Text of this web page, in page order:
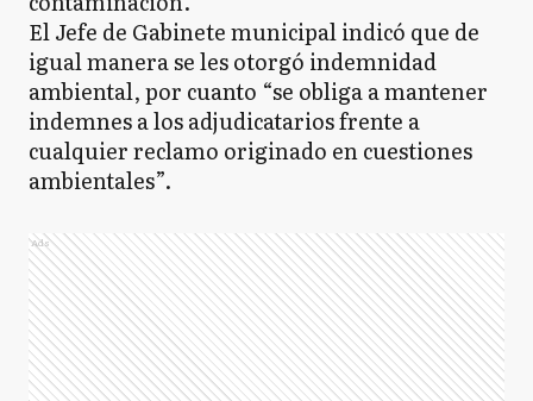
El Jefe de Gabinete municipal indicó que de
igual manera se les otorgó indemnidad
ambiental, por cuanto “se obliga a mantener
indemnes a los adjudicatarios frente a
cualquier reclamo originado en cuestiones
ambientales”.
Ads